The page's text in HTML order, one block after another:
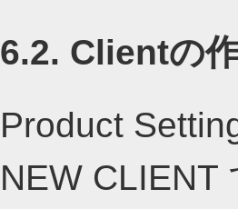
6.2. Clientの
Product
NEW CLIENT